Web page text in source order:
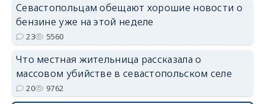
Севастопольцам обещают хорошие новости о
бензине уже на этой неделе
23 5560
Что местная жительница рассказала о
массовом убийстве в севастопольском селе
20 9762